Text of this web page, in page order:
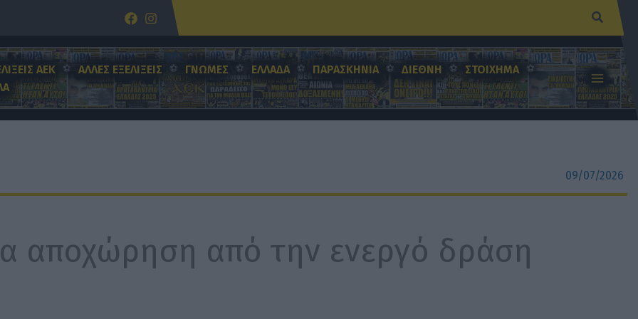
ΑΕΚ ΑΛΛΕΣ ΕΞΕΛΙΞΕΙΣ ΓΝΩΜΕΣ ΕΛΛΑΔΑ ΠΑΡΑΣΚΗΝΙΑ ΔΙΕΘΝΗ
ΣΤΟΙΧΗΜΑ
09/07/2026
αποχώρηση από την ενεργό δράση